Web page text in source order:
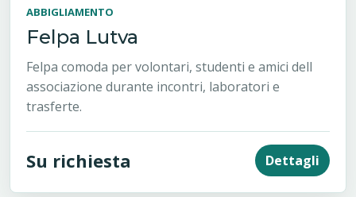
ABBIGLIAMENTO
Felpa Lutva
Felpa comoda per volontari, studenti e amici dell
associazione durante incontri, laboratori e
trasferte.
Su richiesta Dettagli